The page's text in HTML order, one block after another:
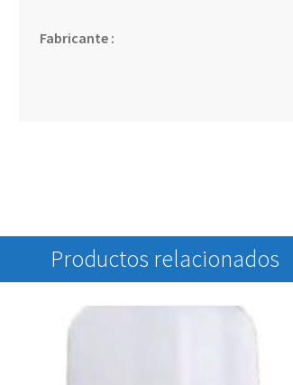
Fabricante :
Productos relacionados